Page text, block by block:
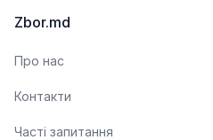
Zbor.md
Про нас
Контакти
Часті запитання